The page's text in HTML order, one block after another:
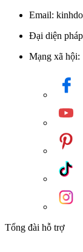
Email:
Đại diện
Mạng xã hội:
Tổng đài hỗ trợ